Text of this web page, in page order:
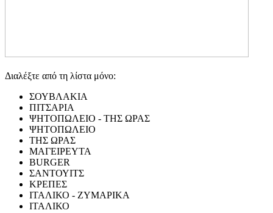
Διαλέξτε από τη λίστα μόνο:
ΣΟΥΒΛΑΚΙΑ
ΠΙΤΣΑΡΙΑ
ΨΗΤΟΠΩΛΕΙΟ - ΤΗΣ ΩΡΑΣ
ΨΗΤΟΠΩΛΕΙΟ
ΤΗΣ ΩΡΑΣ
ΜΑΓΕΙΡΕΥΤΑ
BURGER
ΣΑΝΤΟΥΙΤΣ
ΚΡΕΠΕΣ
ΙΤΑΛΙΚΟ - ΖΥΜΑΡΙΚΑ
ΙΤΑΛΙΚΟ